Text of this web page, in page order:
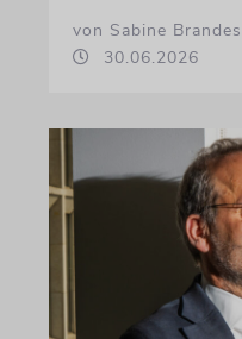
von Sabine Brandes
30.06.2026